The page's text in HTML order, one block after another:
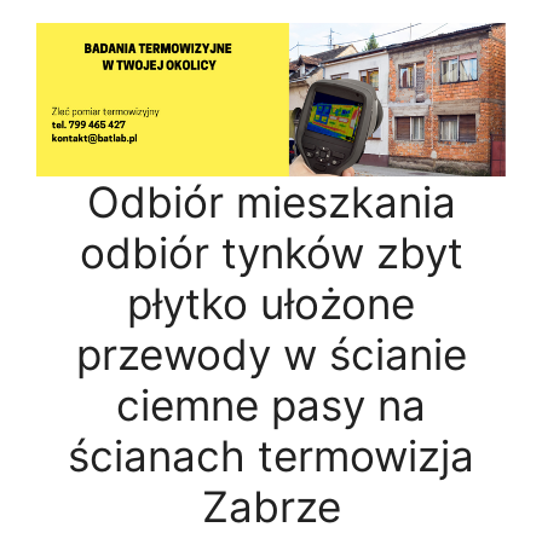
Odbiór mieszkania
odbiór tynków zbyt
płytko ułożone
przewody w ścianie
ciemne pasy na
ścianach termowizja
Zabrze